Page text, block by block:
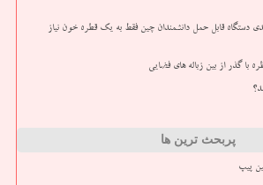
با دقت ۹۵ درصدی دستگاه قابل حمل دانشمندان چین فقط به یک قطره خون نیاز
با گذر از بین زباله های فضایی
پربحث ترین ها
پیپ